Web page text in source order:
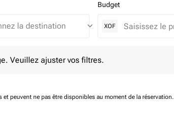
keyboard_arrow_down
Budget
XOF
Veuillez ajuster vos filtres.
peuvent ne pas être disponibles au moment de la réservation.